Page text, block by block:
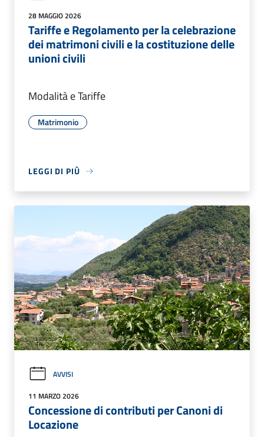
28 MAGGIO 2026
Tariffe e Regolamento per la celebrazione
dei matrimoni civili e la costituzione delle
unioni civili
Modalità e Tariffe
Matrimonio
LEGGI DI PIÙ
AVVISI
11 MARZO 2026
Concessione di contributi per Canoni di
Locazione